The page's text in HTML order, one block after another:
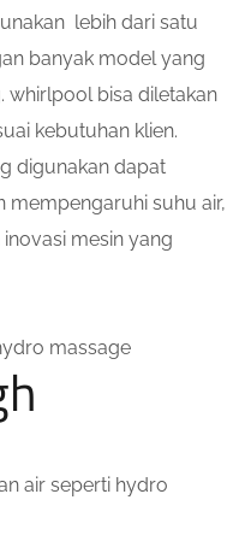
lebih dari satu
banyak model yang
whirlpool bisa diletakan
kebutuhan klien.
digunakan dapat
mempengaruhi suhu air,
mesin yang
air seperti hydro